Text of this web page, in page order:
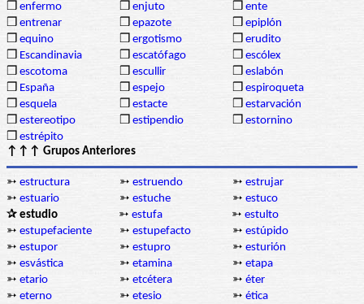
❒ enfermo ❒ enjuto ❒ ente
❒ entrenar ❒ epazote ❒ epiplón
❒ equino ❒ ergotismo ❒ erudito
❒ Escandinavia ❒ escatófago ❒ escólex
❒ escotoma ❒ escullir ❒ eslabón
❒ España ❒ espejo ❒ espiroqueta
❒ esquela ❒ estacte ❒ estarvación
❒ estereotipo ❒ estipendio ❒ estornino
❒ estrépito
↑↑↑ Grupos Anteriores
➳ estructura ➳ estruendo ➳ estrujar
➳ estuario ➳ estuche ➳ estuco
✰ estudio
➳ estufa ➳ estulto
➳ estupefaciente ➳ estupefacto ➳ estúpido
➳ estupor ➳ estupro ➳ esturión
➳ esvástica ➳ etamina ➳ etapa
➳ etario ➳ etcétera ➳ éter
➳ eterno ➳ etesio ➳ ética